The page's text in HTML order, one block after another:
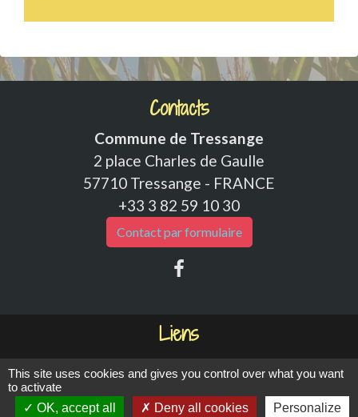
Contacts
Commune de Tressange
2 place Charles de Gaulle
57710 Tressange - FRANCE
+33 3 82 59 10 30
Contact par formulaire
Liens
Caisse d'Allocations Familiales - CAF
Caisse Nationale des Prestations Familiales
This site uses cookies and gives you control over what you want
to activate
OK, accept all
Deny all cookies Personalize